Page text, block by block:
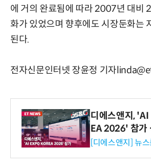
에 거의 완료됨에 따라 2007년 대비
화가 있었으며 향후에도 시장둔화는
된다.
전자신문인터넷 장윤정 기자
디에스앤지,
EA 2026' 참
생애주기 아우
[디에스앤지] 뉴